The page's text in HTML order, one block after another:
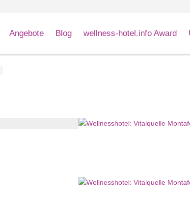
Angebote Blog wellness-hotel.info Award